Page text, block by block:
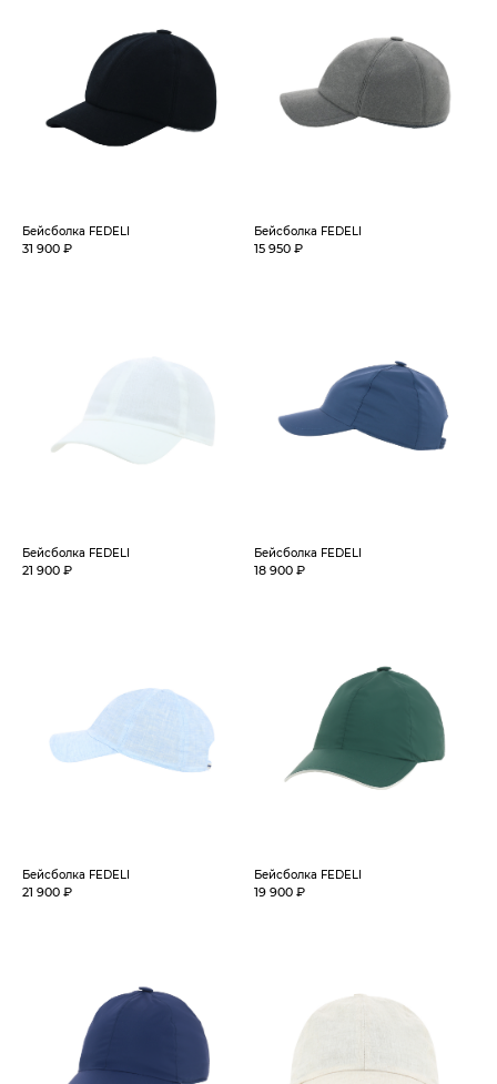
Бейсболка FEDELI
31 900 ₽
Бейсболка FEDELI
15 950 ₽
Бейсболка FEDELI
21 900 ₽
Бейсболка FEDELI
18 900 ₽
Бейсболка FEDELI
21 900 ₽
Бейсболка FEDELI
19 900 ₽